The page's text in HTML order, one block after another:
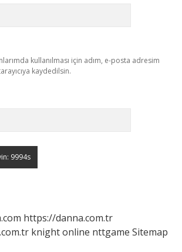
kullanılması için adım, e-posta adresim
kaydedilsin.
https://danna.com.tr
knight online nttgame Sitemap